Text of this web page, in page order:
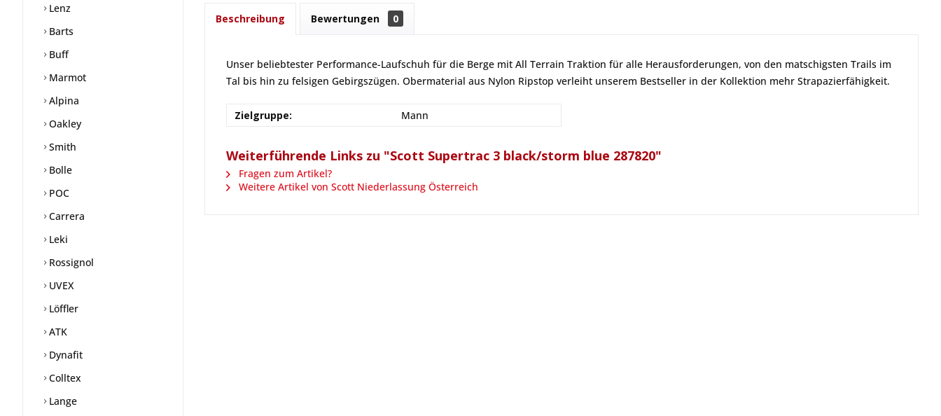
Lenz
Barts
Buff
Marmot
Alpina
Oakley
Smith
Bolle
POC
Carrera
Leki
Rossignol
UVEX
Löffler
ATK
Dynafit
Colltex
Lange
Beschreibung Bewertungen 0
Unser beliebtester Performance-Laufschuh für die Berge mit All Terrain Traktion für alle Herausforderungen, von den matschigsten Trails im
Tal bis hin zu felsigen Gebirgszügen. Obermaterial aus Nylon Ripstop verleiht unserem Bestseller in der Kollektion mehr Strapazierfähigkeit.
Zielgruppe: Mann
Weiterführende Links zu "Scott Supertrac 3 black/storm blue 287820"
Fragen zum Artikel?
Weitere Artikel von Scott Niederlassung Österreich